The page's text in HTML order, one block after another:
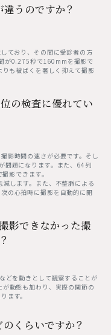
うのですか？
ており、その間に受診者の方
が0.275秒で160mmを撮影で
も被ばくを著しく抑えて撮影
の検査に優れてい
影時間の速さが必要です。そし
問題になります。また、64列
影できます。
します。また、不整脈による
の心拍時に撮影を自動的に開
影できなかった撮
どを動きとして観察することが
動態も加わり、実際の関節の
ます。
くらいですか？